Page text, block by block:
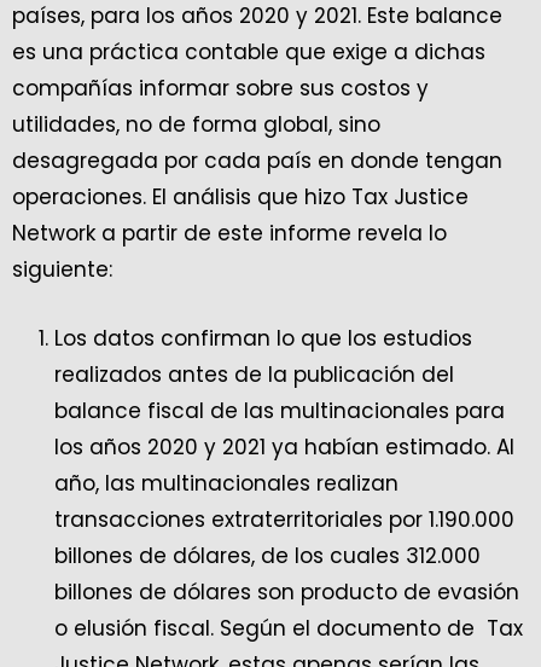
países, para los años 2020 y 2021. Este balance
es una práctica contable que exige a dichas
compañías informar sobre sus costos y
utilidades, no de forma global, sino
desagregada por cada país en donde tengan
operaciones. El análisis que hizo Tax Justice
Network a partir de este informe revela lo
siguiente:
Los datos confirman lo que los estudios
realizados antes de la publicación del
balance fiscal de las multinacionales para
los años 2020 y 2021 ya habían estimado. Al
año, las multinacionales realizan
transacciones extraterritoriales por 1.190.000
billones de dólares, de los cuales 312.000
billones de dólares son producto de evasión
o elusión fiscal. Según el documento de Tax